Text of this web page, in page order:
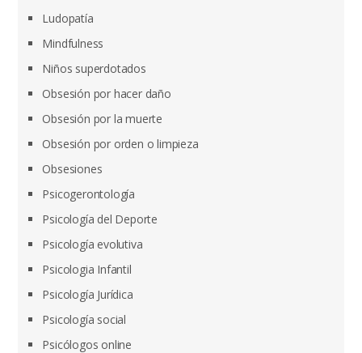
Ludopatía
Mindfulness
Niños superdotados
Obsesión por hacer daño
Obsesión por la muerte
Obsesión por orden o limpieza
Obsesiones
Psicogerontología
Psicología del Deporte
Psicología evolutiva
Psicologia Infantil
Psicología Jurídica
Psicología social
Psicólogos online